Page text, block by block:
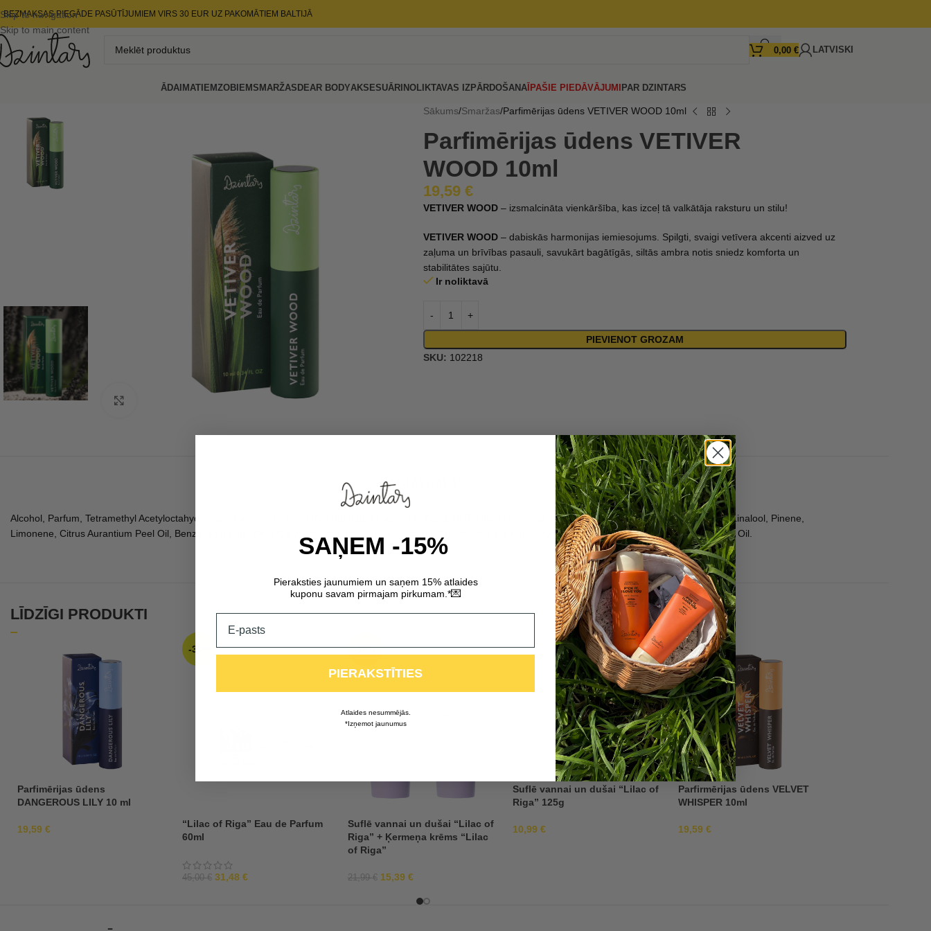
Skip to navigation
Skip to main content
BEZMAKSAS PIEGĀDE PASŪTĪJUMIEM VIRS 30 EUR UZ PAKOMĀTIEM BALTIJĀ
0,00 € LATVISKI
ĀDAIMATIEMZOBIEMSMARŽASDEAR BODYAKSESUĀRINOLIKTAVAS IZPĀRDOŠANAĪPAŠIE PIEDĀVĀJUMIPAR DZINTARS
Sākums Smaržas Parfimērijas ūdens VETIVER WOOD 10ml
Parfimērijas ūdens VETIVER
WOOD 10ml
19,59 €
VETIVER WOOD – izsmalcināta vienkāršība, kas izceļ tā valkātāja raksturu un stilu!
VETIVER WOOD – dabiskās harmonijas iemiesojums. Spilgti, svaigi vetīvera akcenti aizved uz
zaļuma un brīvības pasauli, savukārt bagātīgās, siltās ambra notis sniedz komforta un
stabilitātes sajūtu.
Ir noliktavā
PIEVIENOT GROZAM
SKU: 102218
SASTĀVDAĻAS
Alcohol, Parfum, Tetramethyl Acetyloctahydronaphthalenes, PEG-40 Hydrogenated Castor Oil, Aqua, BHT, Hexyl Cinnamal, Linalyl Acetate, Hexamethylindanopyran, Linalool, Pinene,
Limonene, Citrus Aurantium Peel Oil, Benzyl Salicylate, Beta-Caryophyllene, Hexadecanolactone, Terpinolene, Farnesol, Juniperus Virginiana Oil, Pogostemon Cablin Oil.
LĪDZĪGI PRODUKTI
Parfimērijas ūdens
DANGEROUS LILY 10 ml
19,59 €
-30%
“Lilac of Riga” Eau de Parfum
60ml
45,00€ 31,48€
-30%
Suflē vannai un dušai “Lilac of
Riga” + Ķermeņa krēms “Lilac
of Riga”
21,99€ 15,39 €
Suflē vannai un dušai “Lilac of
Riga” 125g
10,99€
Parfirmērijas ūdens VELVET
WHISPER 10ml
19,59 €
SAŅEM -15%
Pieraksties jaunumiem un saņem 15% atlaides
kuponu savam pirmajam pirkumam.*💌
PIERAKSTĪTIES
Atlaides nesummējās.
*Izņemot jaunumus